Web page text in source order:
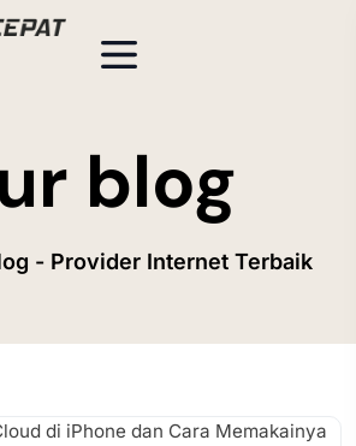
blog
- Provider Internet Terbaik